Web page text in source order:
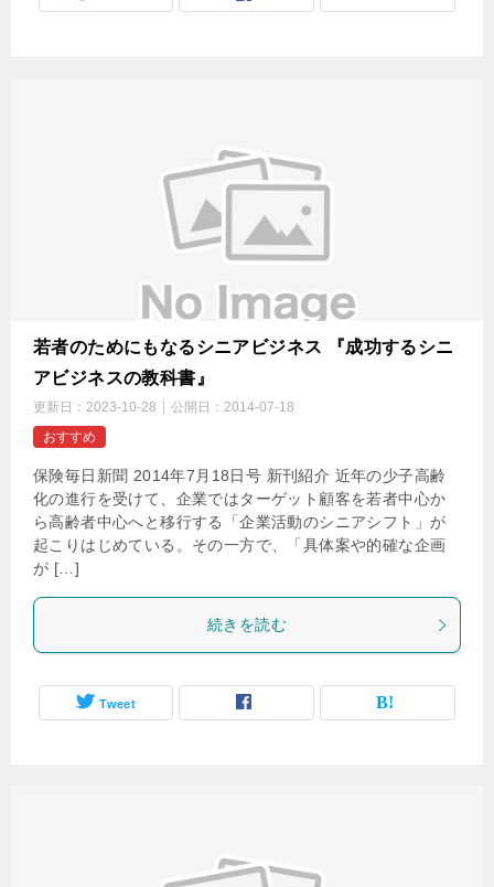
若者のためにもなるシニアビジネス 『成功するシニ
アビジネスの教科書』
更新日： 2023-10-28 公開日： 2014-07-18
おすすめ
保険毎日新聞 2014年7月18日号 新刊紹介 近年の少子高齢
化の進行を受けて、企業ではターゲット顧客を若者中心か
ら高齢者中心へと移行する「企業活動のシニアシフト」が
起こりはじめている。その一方で、「具体案や的確な企画
が […]
続きを読む
Tweet